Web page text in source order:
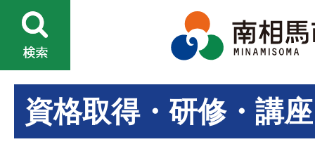
資格取得・研修・講座